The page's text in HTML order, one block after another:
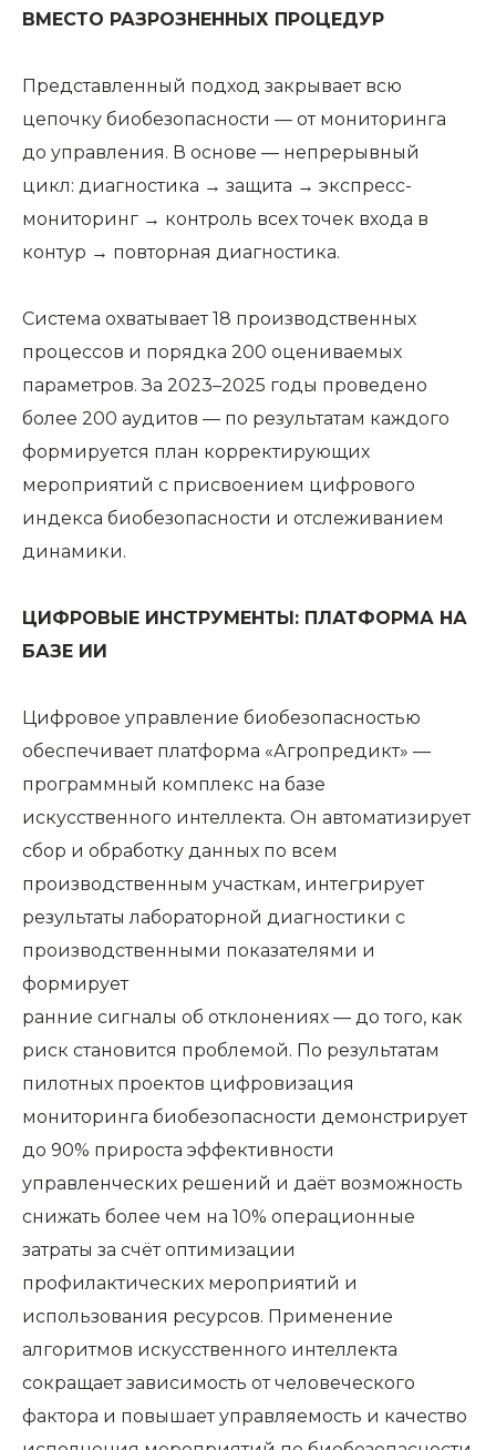
ВМЕСТО РАЗРОЗНЕННЫХ ПРОЦЕДУР
Представленный подход закрывает всю
цепочку биобезопасности — от мониторинга
до управления. В основе — непрерывный
цикл: диагностика → защита → экспресс-
мониторинг → контроль всех точек входа в
контур → повторная диагностика.
Система охватывает 18 производственных
процессов и порядка 200 оцениваемых
параметров. За 2023–2025 годы проведено
более 200 аудитов — по результатам каждого
формируется план корректирующих
мероприятий с присвоением цифрового
индекса биобезопасности и отслеживанием
динамики.
ЦИФРОВЫЕ ИНСТРУМЕНТЫ: ПЛАТФОРМА НА
БАЗЕ ИИ
Цифровое управление биобезопасностью
обеспечивает платформа «Агропредикт» —
программный комплекс на базе
искусственного интеллекта. Он автоматизирует
сбор и обработку данных по всем
производственным участкам, интегрирует
результаты лабораторной диагностики с
производственными показателями и
формирует
ранние сигналы об отклонениях — до того, как
риск становится проблемой. По результатам
пилотных проектов цифровизация
мониторинга биобезопасности демонстрирует
до 90% прироста эффективности
управленческих решений и даёт возможность
снижать более чем на 10% операционные
затраты за счёт оптимизации
профилактических мероприятий и
использования ресурсов. Применение
алгоритмов искусственного интеллекта
сокращает зависимость от человеческого
фактора и повышает управляемость и качество